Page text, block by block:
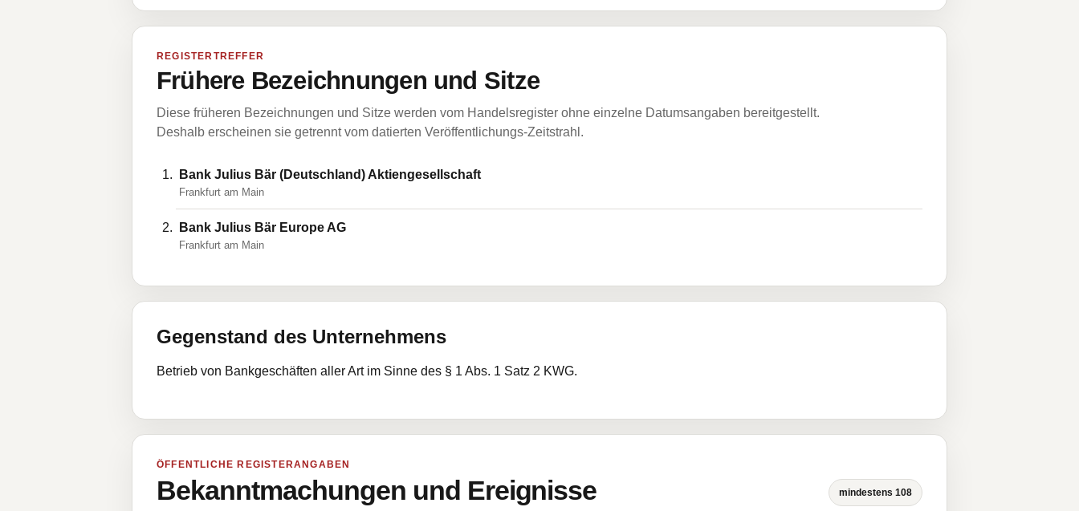
REGISTERTREFFER
Frühere Bezeichnungen und Sitze
Diese früheren Bezeichnungen und Sitze werden vom Handelsregister ohne einzelne Datumsangaben bereitgestellt.
Deshalb erscheinen sie getrennt vom datierten Veröffentlichungs-Zeitstrahl.
Bank Julius Bär (Deutschland) Aktiengesellschaft
Frankfurt am Main
Bank Julius Bär Europe AG
Frankfurt am Main
Gegenstand des Unternehmens
Betrieb von Bankgeschäften aller Art im Sinne des § 1 Abs. 1 Satz 2 KWG.
ÖFFENTLICHE REGISTERANGABEN
Bekanntmachungen und Ereignisse mindestens 108